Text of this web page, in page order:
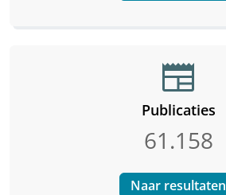
newspaper
Publicaties
61.158
Naar resultaten